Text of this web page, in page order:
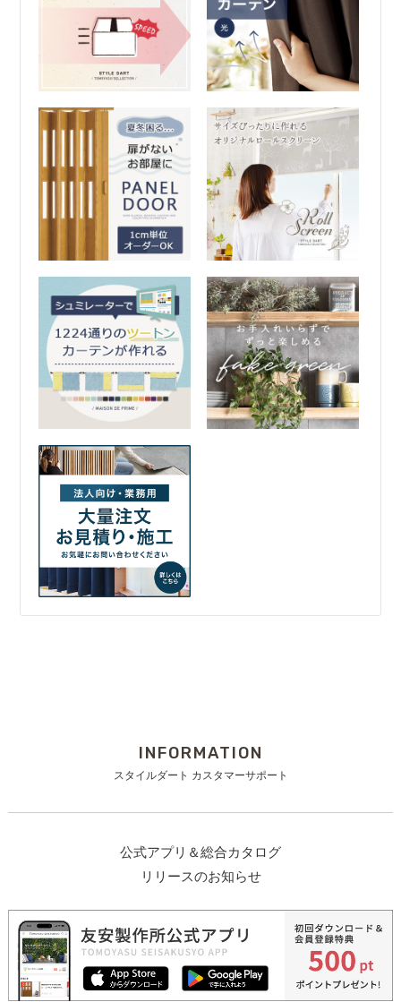
INFORMATION
スタイルダート カスタマーサポート
公式アプリ＆総合カタログ
リリースのお知らせ